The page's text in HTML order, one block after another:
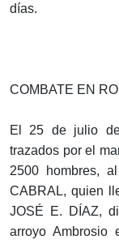
días.
COMBATE EN
El 25 de julio
trazados por el
2500 hombres,
CABRAL, quien
JOSÉ E. DÍAZ,
arroyo Ambrosio